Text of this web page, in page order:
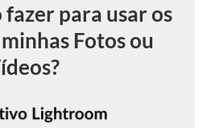
para usar os
Fotos ou